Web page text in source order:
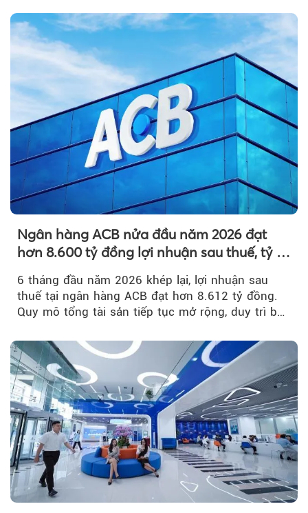
Ngân hàng ACB nửa đầu năm 2026 đạt
hơn 8.600 tỷ đồng lợi nhuận sau thuế, tỷ lệ
nợ xấu thấp nhất ngành
6 tháng đầu năm 2026 khép lại, lợi nhuận sau
thuế tại ngân hàng ACB đạt hơn 8.612 tỷ đồng.
Quy mô tổng tài sản tiếp tục mở rộng, duy trì bộ